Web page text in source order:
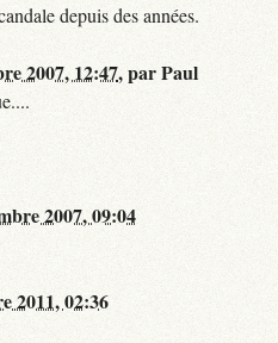
depuis des années.
2007, 12:47,parPaul
2007, 09:04
2011, 02:36